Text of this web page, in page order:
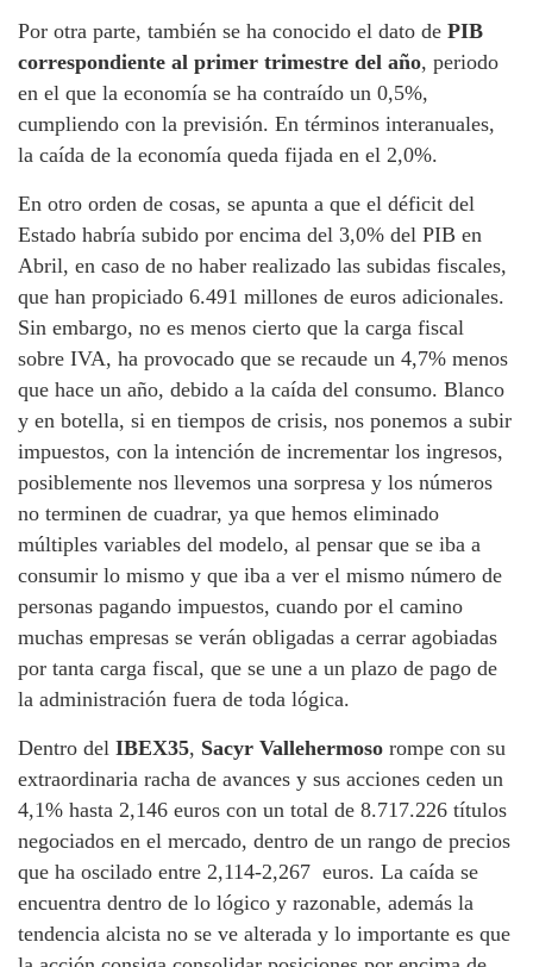
Por otra parte, también se ha conocido el dato de PIB
correspondiente al primer trimestre del año, periodo
en el que la economía se ha contraído un 0,5%,
cumpliendo con la previsión. En términos interanuales,
la caída de la economía queda fijada en el 2,0%.
En otro orden de cosas, se apunta a que el déficit del
Estado habría subido por encima del 3,0% del PIB en
Abril, en caso de no haber realizado las subidas fiscales,
que han propiciado 6.491 millones de euros adicionales.
Sin embargo, no es menos cierto que la carga fiscal
sobre IVA, ha provocado que se recaude un 4,7% menos
que hace un año, debido a la caída del consumo. Blanco
y en botella, si en tiempos de crisis, nos ponemos a subir
impuestos, con la intención de incrementar los ingresos,
posiblemente nos llevemos una sorpresa y los números
no terminen de cuadrar, ya que hemos eliminado
múltiples variables del modelo, al pensar que se iba a
consumir lo mismo y que iba a ver el mismo número de
personas pagando impuestos, cuando por el camino
muchas empresas se verán obligadas a cerrar agobiadas
por tanta carga fiscal, que se une a un plazo de pago de
la administración fuera de toda lógica.
Dentro del IBEX35, Sacyr Vallehermoso rompe con su
extraordinaria racha de avances y sus acciones ceden un
4,1% hasta 2,146 euros con un total de 8.717.226 títulos
negociados en el mercado, dentro de un rango de precios
que ha oscilado entre 2,114-2,267 euros. La caída se
encuentra dentro de lo lógico y razonable, además la
tendencia alcista no se ve alterada y lo importante es que